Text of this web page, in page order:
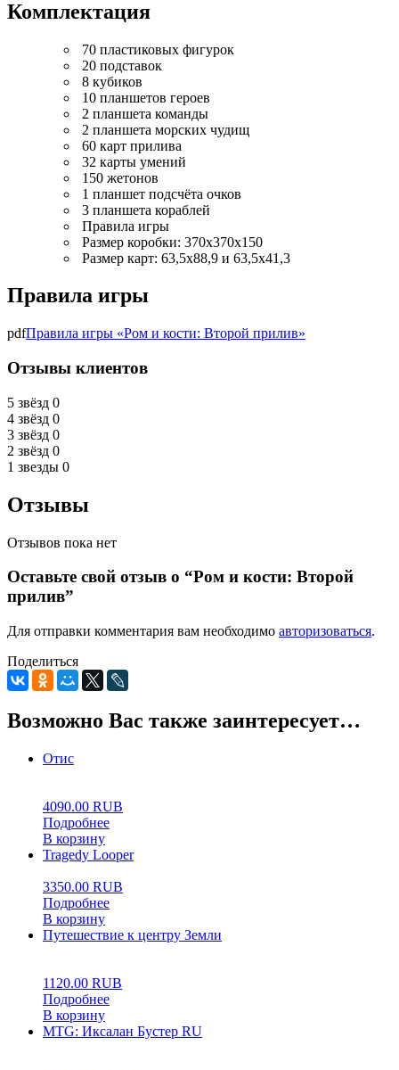
Комплектация
70 пластиковых фигурок
20 подставок
8 кубиков
10 планшетов героев
2 планшета команды
2 планшета морских чудищ
60 карт прилива
32 карты умений
150 жетонов
1 планшет подсчёта очков
3 планшета кораблей
Правила игры
Размер коробки: 370х370х150
Размер карт: 63,5х88,9 и 63,5х41,3
Правила игры
pdfПравила игры «Ром и кости: Второй прилив»
Отзывы клиентов
5 звёзд 0
4 звёзд 0
3 звёзд 0
2 звёзд 0
1 звезды 0
Отзывы
Отзывов пока нет
Оставьте свой отзыв о “Ром и кости: Второй
прилив”
Для отправки комментария вам необходимо авторизоваться.
Поделиться
Возможно Вас также заинтересует…
Отис
4090.00 RUB
Подробнее
В корзину
Tragedy Looper
3350.00 RUB
Подробнее
В корзину
Путешествие к центру Земли
1120.00 RUB
Подробнее
В корзину
MTG: Иксалан Бустер RU